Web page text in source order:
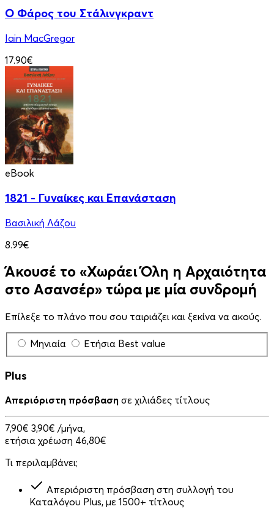
Ο Φάρος του Στάλινγκραντ
Iain MacGregor
17.90€
eBook
1821 - Γυναίκες και Επανάσταση
Βασιλική Λάζου
8.99€
Άκουσέ το «Χωράει Όλη η Αρχαιότητα
στο Ασανσέρ» τώρα με μία συνδρομή
Επίλεξε το πλάνο που σου ταιριάζει και ξεκίνα να ακούς.
Μηνιαία Ετήσια Best value
Plus
Απεριόριστη πρόσβαση σε χιλιάδες τίτλους
7,90€ 3,90€ /μήνα,
ετήσια χρέωση 46,80€
Τι περιλαμβάνει;
Απεριόριστη πρόσβαση στη συλλογή του
Καταλόγου Plus, με 1500+ τίτλους